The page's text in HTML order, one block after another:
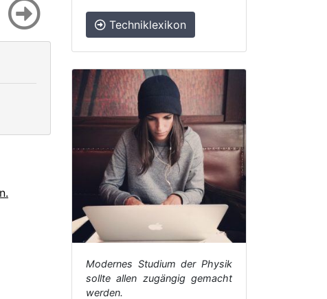
Techniklexikon
Modernes Studium der Physik
sollte allen zugängig gemacht
werden.